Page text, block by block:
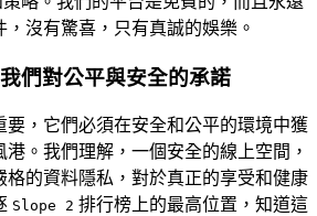
沒有驚喜，只有真誠的娛樂。
們對公平與安全的承諾
要，它們必須在安全和公平的環境中獲
。我們理解，一個安全的線上空間，
格的資料隱私，對於真正的享受和健康
Slope 2 排行榜上的最高位置，知道這